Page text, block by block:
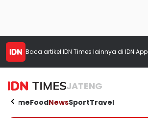
Baca artikel IDN Times lainnya di IDN App
JATENG
HomeFoodNewsSportTravel